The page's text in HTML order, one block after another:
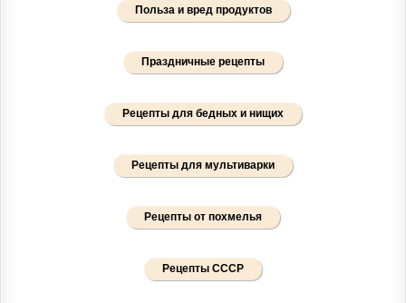
Польза и вред продуктов
Праздничные рецепты
Рецепты для бедных и нищих
Рецепты для мультиварки
Рецепты от похмелья
Рецепты СССР